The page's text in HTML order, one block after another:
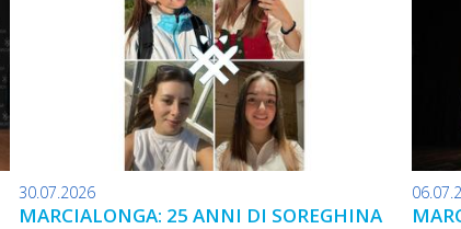
30.07.2026
MARCIALONGA: 25 ANNI DI SOREGHINA